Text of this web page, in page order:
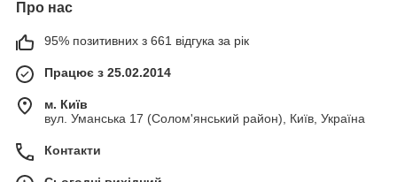
Про нас
95% позитивних з 661 відгука за рік
Працює з 25.02.2014
м. Київ
вул. Уманська 17 (Солом'янський район), Київ, Україна
Контакти